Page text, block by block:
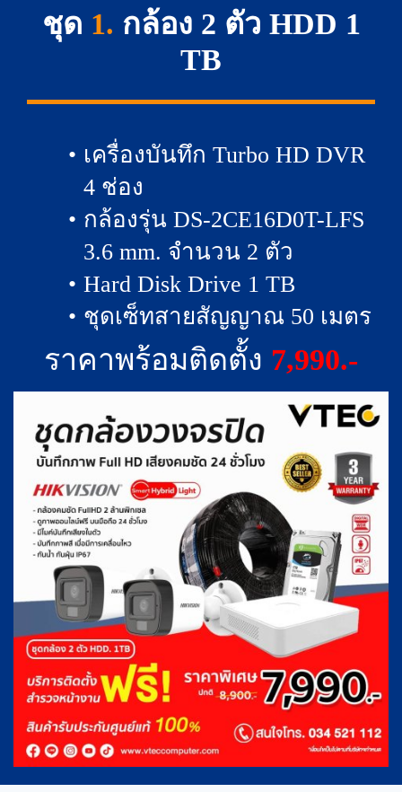
ชุด 1. กล้อง 2 ตัว HDD 1
TB
เครื่องบันทึก Turbo HD DVR
4 ช่อง
กล้องรุ่น DS-2CE16D0T-LFS
3.6 mm. จำนวน 2 ตัว
Hard Disk Drive 1 TB
ชุดเซ็ทสายสัญญาณ 50 เมตร
ราคาพร้อมติดตั้ง 7,990.-